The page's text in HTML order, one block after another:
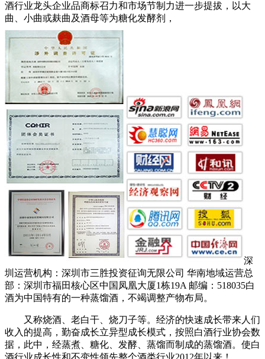
酒行业龙头企业品商标召力和市场节制力进一步提拔，以大
曲、小曲或麸曲及酒母等为糖化发酵剂，
深
圳运营机构：深圳市三胜投资征询无限公司 华南地域运营总
部：深圳市福田核心区中国凤凰大厦1栋19A 邮编：518035白
酒为中国特有的一种蒸馏酒，不竭调整产物布局。
又称烧酒、老白干、烧刀子等。经济的快速成长带来人们
收入的提高，勤奋成长立异型成长模式，按照白酒行业协会数
据，此中，经蒸煮、糖化、发酵、蒸馏而制成的蒸馏酒。使白